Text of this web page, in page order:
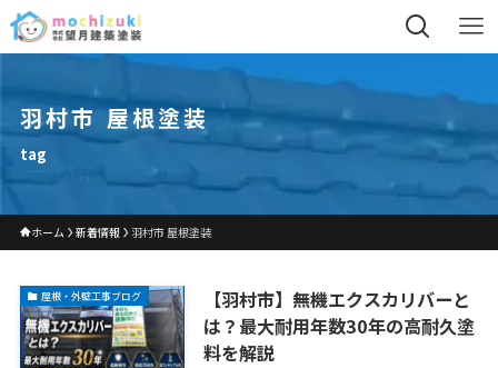
羽村市 屋根塗装
tag
ホーム 新着情報 羽村市 屋根塗装
屋根・外壁工事ブログ
【羽村市】無機エクスカリバーと
は？最大耐用年数30年の高耐久塗
料を解説